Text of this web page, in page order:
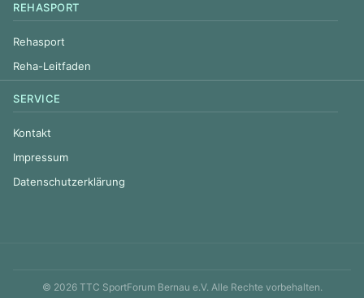
REHASPORT
Rehasport
Reha-Leitfaden
SERVICE
Kontakt
Impressum
Datenschutzerklärung
© 2026 TTC SportForum Bernau e.V. Alle Rechte vorbehalten.